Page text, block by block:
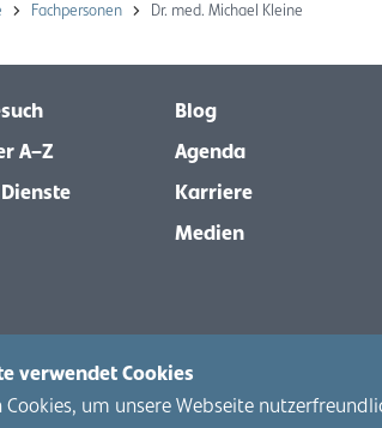
verwendet Cookies
Cookies, um unsere Webseite
Fachpersonen Dr. med. Michael Kleine
A–Z
Blog
Agenda
Karriere
Medien